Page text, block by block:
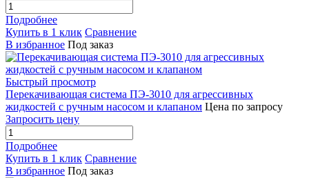
Подробнее
Купить в 1 клик Сравнение
В избранное Под заказ
Быстрый просмотр
Перекачивающая система ПЭ-3010 для агрессивных
жидкостей с ручным насосом и клапаном Цена по запросу
Запросить цену
Подробнее
Купить в 1 клик Сравнение
В избранное Под заказ